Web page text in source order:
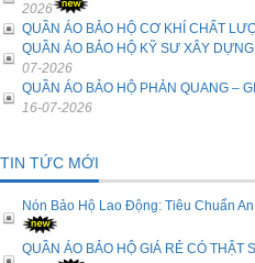
2026
QUẦN ÁO BẢO HỘ CƠ KHÍ CHẤT
QUẦN ÁO BẢO HỘ KỸ SƯ XÂY
07-2026
QUẦN ÁO BẢO HỘ PHẢN QUANG –
16-07-2026
TIN TỨC MỚI
Nón Bảo Hộ Lao Động: Tiêu Chuẩn
QUẦN ÁO BẢO HỘ GIÁ RẺ CÓ THẬT